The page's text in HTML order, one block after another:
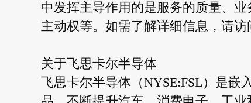
中发挥主导作用的是服务的质量、
主动权等。如需了解详细信息，请访
关于飞思卡尔半导体
飞思卡尔半导体（NYSE:FSL）是嵌